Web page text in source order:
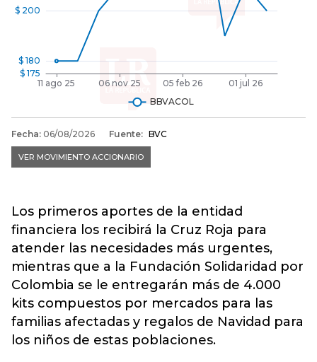
Los primeros aportes de la entidad
financiera los recibirá la Cruz Roja para
atender las necesidades más urgentes,
mientras que a la Fundación Solidaridad por
Colombia se le entregarán más de 4.000
kits compuestos por mercados para las
familias afectadas y regalos de Navidad para
los niños de estas poblaciones.